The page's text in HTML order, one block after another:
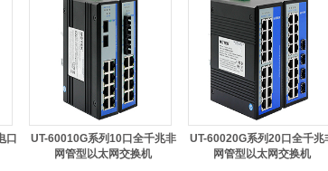
口
UT-60010G系列10口全千兆非
网管型以太网交换机
UT-60020G系列20口全千兆
网管型以太网交换机